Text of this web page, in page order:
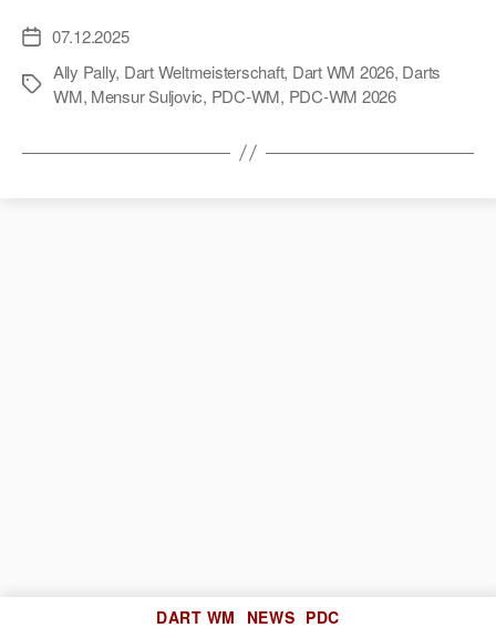
Veröffentlichungsdatum
07.12.2025
Schlagwörter
Ally Pally, Dart Weltmeisterschaft, Dart WM 2026, Darts
WM, Mensur Suljovic, PDC-WM, PDC-WM 2026
Kategorien
DART WM NEWS PDC